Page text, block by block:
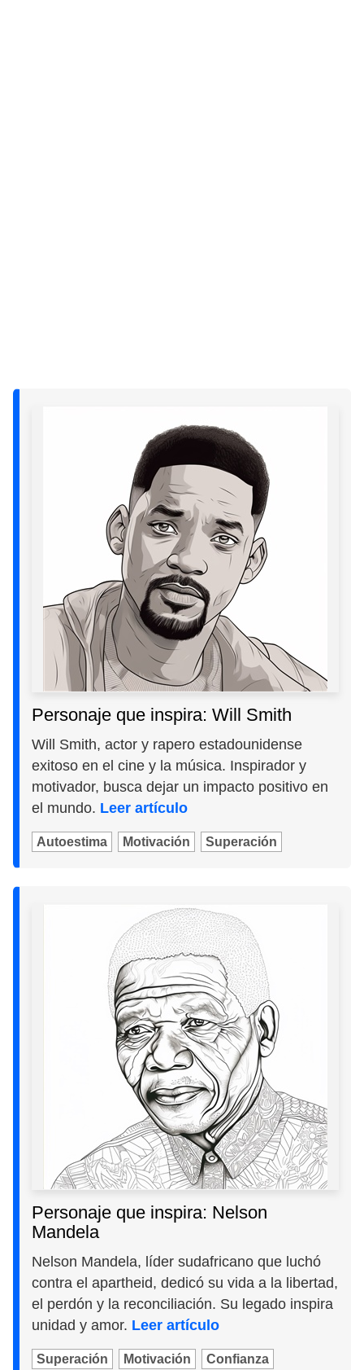
Personaje que inspira: Will Smith
Will Smith, actor y rapero estadounidense
exitoso en el cine y la música. Inspirador y
motivador, busca dejar un impacto positivo en
el mundo. Leer artículo
Autoestima Motivación Superación
Personaje que inspira: Nelson
Mandela
Nelson Mandela, líder sudafricano que luchó
contra el apartheid, dedicó su vida a la libertad,
el perdón y la reconciliación. Su legado inspira
unidad y amor. Leer artículo
Superación Motivación Confianza